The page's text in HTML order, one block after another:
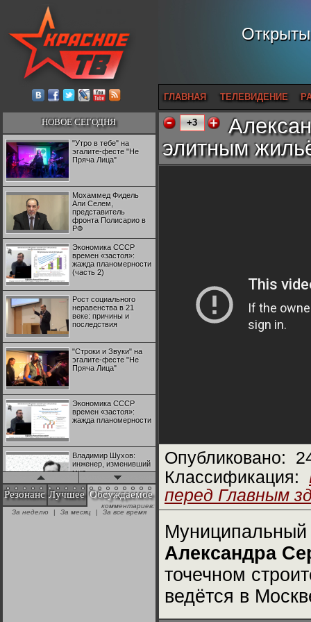
ГЛАВНАЯ ТЕЛЕВИДЕНИЕ
НОВОЕ СЕГОДНЯ
"Утро в тебе" на
эгалите-фесте "Не
Пряча Лица"
Мохаммед Фидель
Али Селем,
представитель
фронта Полисарио в
РФ
Экономика СССР
времен «застоя»:
жажда планомерности
(часть 2)
Рост социального
неравенства в 21
веке: причины и
последствия
"Строки и Звуки" на
эгалите-фесте "Не
Пряча Лица"
Экономика СССР
времен «застоя»:
жажда планомерности
Владимир Шухов:
инженер, изменивший
мир
"Аркадий Коц" на
эгалите-фесте "Не
Резонанс Лучшее Обсуждаемое
комментариев:
За неделю
| За месяц | За все время
+3
элитным
Опубликовано:
Классификация:
перед Главным
Муниципальный
Александра
точечном
ведётся в